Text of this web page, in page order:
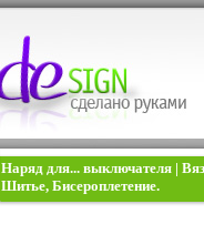
Наряд для... выключателя |
Шитье, Бисероплетение.